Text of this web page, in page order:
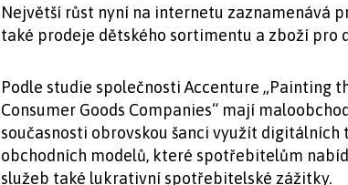
Největší růst nyní na internetu zaznamenává
také prodeje dětského sortimentu a zboží pro
Podle studie společnosti Accenture „Painting
Consumer Goods Companies“ mají
současnosti obrovskou šanci využít
obchodních modelů, které spotřebitelům
služeb také lukrativní spotřebitelské zážitky.